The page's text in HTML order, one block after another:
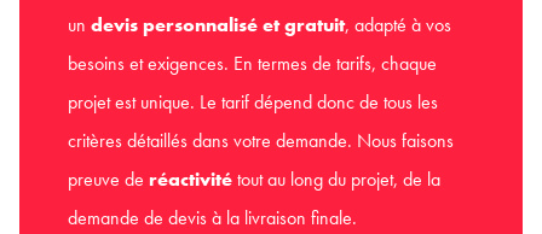
un devis personnalisé et gratuit, adapté à vos
besoins et exigences. En termes de tarifs, chaque
projet est unique. Le tarif dépend donc de tous les
critères détaillés dans votre demande. Nous faisons
preuve de réactivitétout au long du projet, de la
demande de devis à la livraison finale.